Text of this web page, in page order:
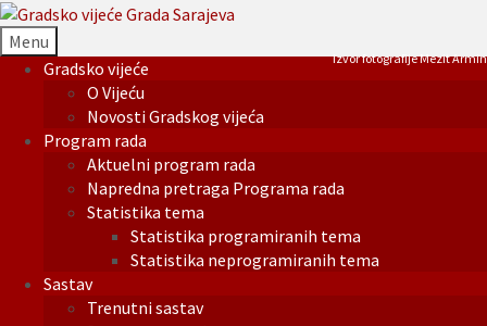
Menu
Gradsko vijeće
O Vijeću
Novosti Gradskog vijeća
Program rada
Aktuelni program rada
Napredna pretraga Programa rada
Statistika tema
Statistika programiranih tema
Statistika neprogramiranih tema
Sastav
Trenutni sastav
Izvor fotografije Mezit Armin